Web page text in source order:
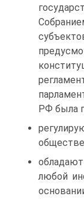
РФ была
любой